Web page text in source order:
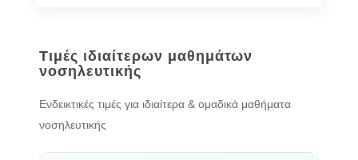
Τιμές ιδιαίτερων μαθημάτων
νοσηλευτικής
Ενδεικτικές τιμές για ιδιαίτερα & ομαδικά μαθήματα
νοσηλευτικής